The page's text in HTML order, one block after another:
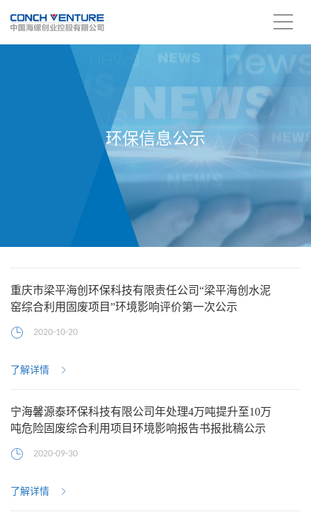
环保信息公示
重庆市梁平海创环保科技有限责任公司“梁平海创水泥
窑综合利用固废项目”环境影响评价第一次公示
2020-10-20
了解详情
宁海馨源泰环保科技有限公司年处理4万吨提升至10万
吨危险固废综合利用项目环境影响报告书报批稿公示
2020-09-30
了解详情